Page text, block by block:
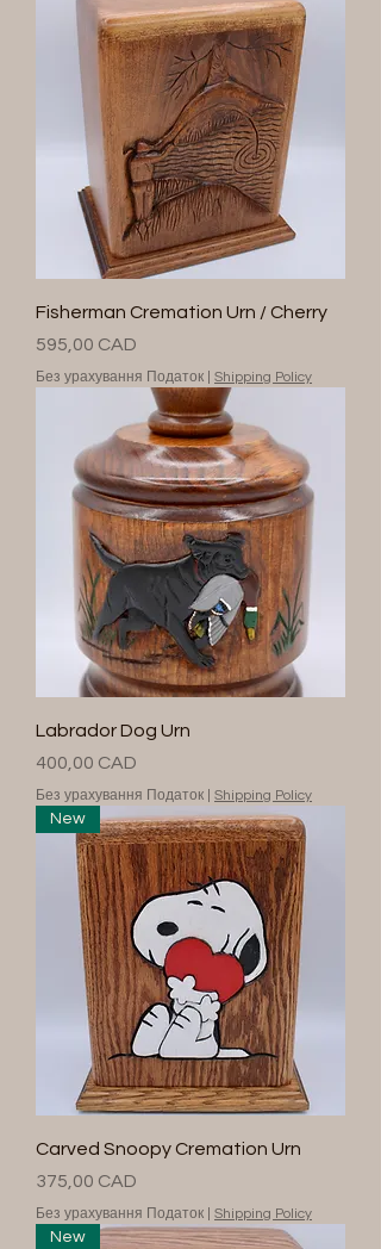
Fisherman Cremation Urn / Cherry
Ціна
595,00 CAD
Без урахування Податок Shipping Policy
Labrador Dog Urn
Ціна
400,00 CAD
Без урахування Податок Shipping Policy
New
Carved Snoopy Cremation Urn
Ціна
375,00 CAD
Без урахування Податок Shipping Policy
New